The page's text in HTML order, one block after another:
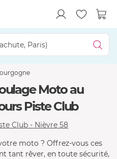
Moto au
Piste Club
Club - Nièvre 58
moto ? Offrez-vous ces
tant rêver, en toute sécurité,